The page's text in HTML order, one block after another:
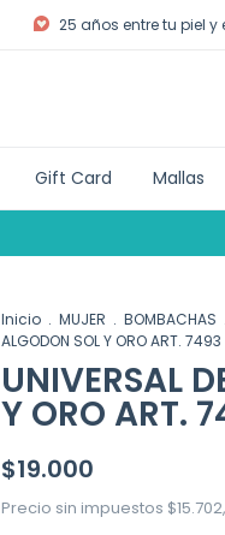
25 años entre tu piel
Gift Card Mallas
Inicio . MUJER . BOMBACHAS
ALGODON SOL Y ORO ART. 7493
UNIVERSAL
Y ORO ART.
$19.000
Precio sin impuestos